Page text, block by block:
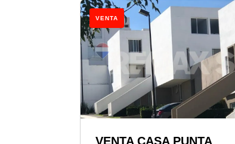
VENTA
VENTA CASA PUNTA